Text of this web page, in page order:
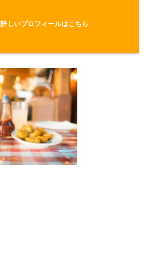
詳しいプロフィールはこちら